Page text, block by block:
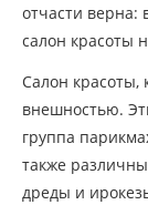
отчасти верна:
салон красоты
Салон красоты,
внешностью.
группа
также
дреды и